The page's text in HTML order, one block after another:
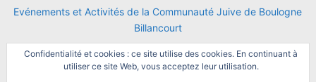
Evénements et Activités de la Communauté Juive de Boulogne
Billancourt
Confidentialité et cookies : ce site utilise des cookies. En continuant à
utiliser ce site Web, vous acceptez leur utilisation.